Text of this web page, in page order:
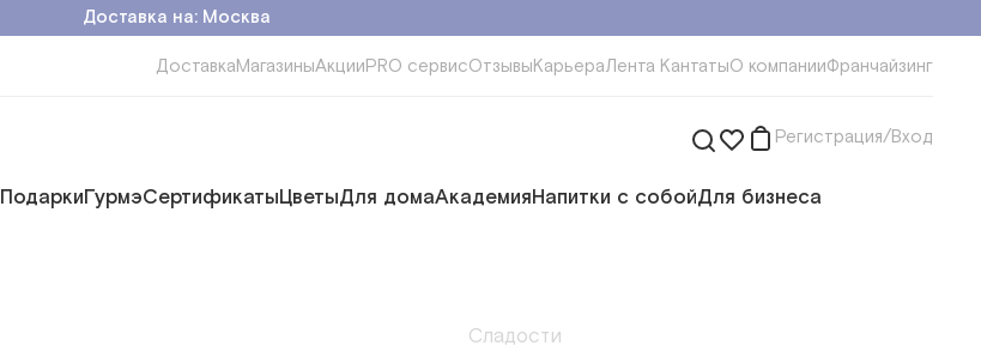
Доставка на: Москва
ДоставкаМагазиныАкцииPRO сервисОтзывыКарьераЛента КантатыО компанииФранчайзинг
Регистрация/Вход
ПодаркиГурмэСертификатыЦветыДля домаАкадемияНапитки с собойДля бизнеса
Сладости